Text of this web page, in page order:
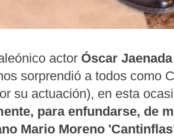
actor Óscar Jaenada
sorprendió a todos como
su actuación), en esta
para enfundarse, de
Mario Moreno